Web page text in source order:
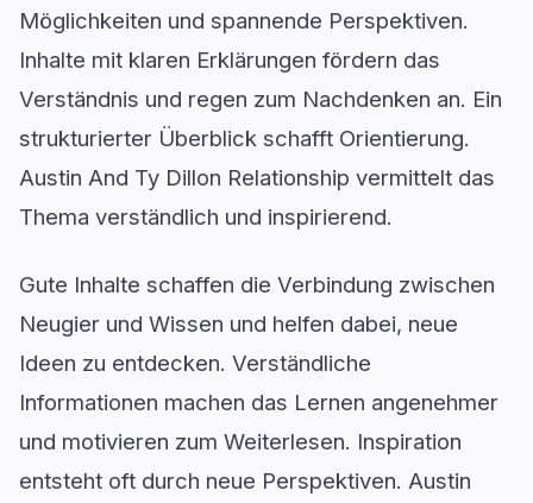
Möglichkeiten und spannende Perspektiven.
Inhalte mit klaren Erklärungen fördern das
Verständnis und regen zum Nachdenken an. Ein
strukturierter Überblick schafft Orientierung.
Austin And Ty Dillon Relationship vermittelt das
Thema verständlich und inspirierend.
Gute Inhalte schaffen die Verbindung zwischen
Neugier und Wissen und helfen dabei, neue
Ideen zu entdecken. Verständliche
Informationen machen das Lernen angenehmer
und motivieren zum Weiterlesen. Inspiration
entsteht oft durch neue Perspektiven. Austin